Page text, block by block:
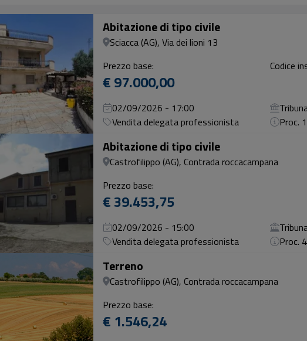
Abitazione di tipo civile
Sciacca (AG), Via dei lioni 13
Prezzo base:
€ 97.000,00
Codice
02/09/2026 - 17:00
Vendita delegata professionista
Proc.
Abitazione di tipo civile
Castrofilippo (AG), Contrada roccacampana
Prezzo base:
€ 39.453,75
02/09/2026 - 15:00
Vendita delegata professionista
Proc.
Terreno
Castrofilippo (AG), Contrada roccacampana
Prezzo base:
€ 1.546,24